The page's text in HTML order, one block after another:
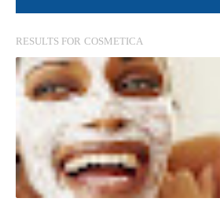
RESULTS FOR COSMETICA